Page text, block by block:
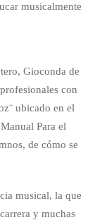
musicalmente
Gioconda de
con
ubicado en el
Para el
de cómo se
musical, la que
y muchas